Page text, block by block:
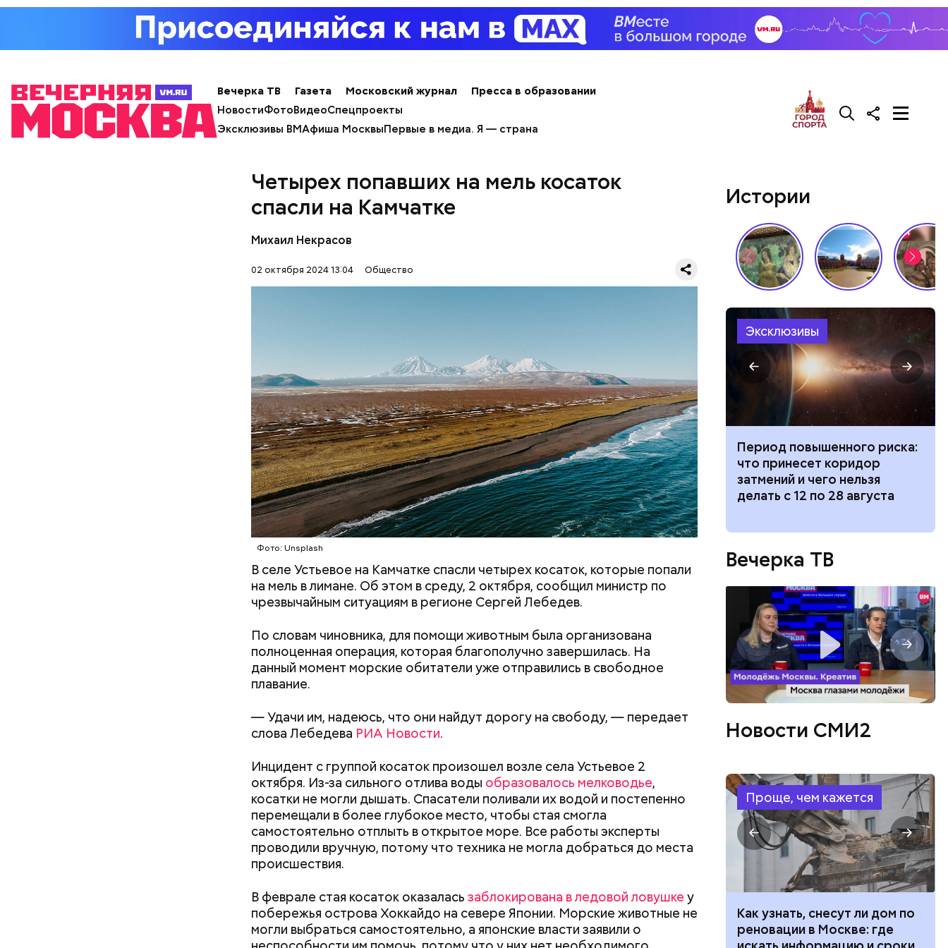
Вечерка ТВ Газета Московский журнал
Пресса в образовании
НовостиФотоВидеоСпецпроекты
Эксклюзивы ВМАфиша МосквыПервые в медиа. Я — страна
Четырех попавших на мель косаток
спасли на Камчатке
Михаил Некрасов
02 октября 2024 13:04 Общество
Фото: Unsplash
В селе Устьевое на Камчатке спасли четырех косаток, которые попали
на мель в лимане. Об этом в среду, 2 октября, сообщил министр по
чрезвычайным ситуациям в регионе Сергей Лебедев.
По словам чиновника, для помощи животным была организована
полноценная операция, которая благополучно завершилась. На
данный момент морские обитатели уже отправились в свободное
плавание.
— Удачи им, надеюсь, что они найдут дорогу на свободу, — передает
слова Лебедева РИА Новости.
Инцидент с группой косаток произошел возле села Устьевое 2
октября. Из-за сильного отлива воды образовалось мелководье,
косатки не могли дышать. Спасатели поливали их водой и постепенно
перемещали в более глубокое место, чтобы стая смогла
самостоятельно отплыть в открытое море. Все работы эксперты
проводили вручную, потому что техника не могла добраться до места
происшествия.
В феврале стая косаток оказалась заблокирована в ледовой ловушке у
побережья острова Хоккайдо на севере Японии. Морские животные не
могли выбраться самостоятельно, а японские власти заявили о
кремний — укрепляет кости, зубы, волосы и ногти и оказывает
омолаживающее действие;
витамин С — работает как антиоксидант, иммуномодулятор,
помогает выработке соединительной ткани, улучшает тургор
кожи;
клетчатка — достаточно нежная и забирает излишки
холестерина, сахара и соли тяжелых металлов;
фолиевая кислота (в большом количестве) — она необходима
беременным женщинам, чтобы формировалась нервная трубка у
плода. Также ее рекомендуют принимать для снижения уровня
гомоцистеина — это вещество вызывает микровоспаление в
— В момент стресса он держит сосуды под контролем и
контролирует более 300 реакций нашего организма. Также
предотвращает спазмы, — пояснила Соломатина.
Фото: Shutterstock
Диетолог Соломатина
рассказала, как выбрать
натуральную клубнику без
антибиотиков
— В сыром виде не рекомендован, достаточно 50–100 грамм в день, и
то не каждый день. Но отмечу, что при термообработке теряются
множество блюд, где используют растение.
заверил специалист.
Истории
Эксклюзивы
Не талант, а детская травма:
как сцена становится для
звезд стратегией выживания
«Волшебный напиток» из
Японии: может ли вода с
рисовыми отрубями помочь
похудеть
Период повышенного риска:
что принесет коридор
затмений и чего нельзя
делать с 12 по 28 августа
Вечерка ТВ
Новости СМИ2
Проще, чем кажется
Как поменять батареи дома и
не получить штраф
Как получить до 100 тысяч
рублей от государства при
Как узнать, снесут ли дом по
реновации в Москве: где